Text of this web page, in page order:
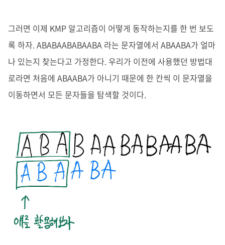
그러면 이제 KMP 알고리즘이 어떻게 동작하는지를 한 번 보도
록 하자. ABABAABABAABA 라는 문자열에서 ABAABA가 얼마
나 있는지 찾는다고 가정한다. 우리가 이전에 사용했던 방법대
로라면 처음에 ABAABA가 아니기 때문에 한 칸씩 이 문자열을
이동하면서 모든 문자들을 탐색할 것이다.